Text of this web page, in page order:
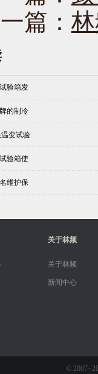
篇：
验箱发
的制冷
变试验
验箱使
维护保
关于林频
关于林频
新闻中心
©